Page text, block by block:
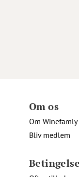
Om os
Om Winefamly
Bliv medlem